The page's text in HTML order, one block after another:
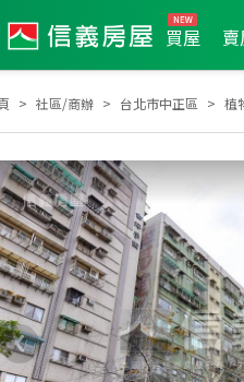
買屋
社區/商辦 台北市中正區 植